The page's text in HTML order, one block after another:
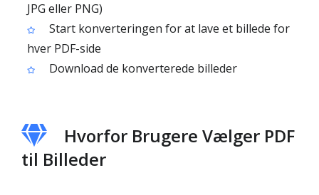
JPG eller PNG)
Start konverteringen for at lave et billede for
hver PDF-side
Download de konverterede billeder
Hvorfor Brugere Vælger PDF
til Billeder